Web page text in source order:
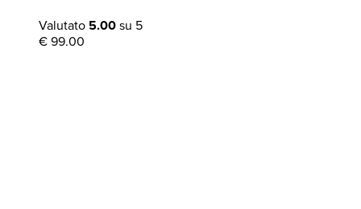
Valutato 5.00 su 5
€ 99.00